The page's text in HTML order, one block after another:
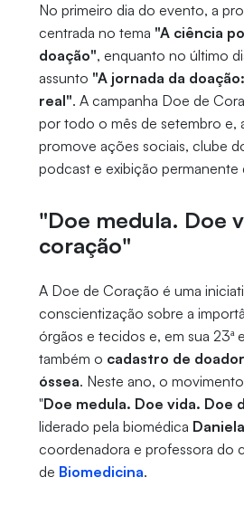
No primeiro dia do evento, a
centrada no tema "A ciência
doação", enquanto no último
assunto "A jornada da
real". A campanha Doe de
por todo o mês de setembro e,
promove ações sociais, clube
podcast e exibição permanente
"Doe medula. Doe
coração"
A Doe de Coração é uma
conscientização sobre a
órgãos e tecidos e, em sua 23ª
também o cadastro de
óssea. Neste ano, o
"Doe medula. Doe vida. Doe
liderado pela biomédica
coordenadora e professora do
de Biomedicina.